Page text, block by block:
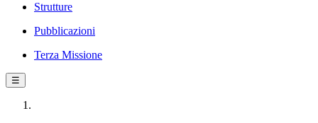
Strutture
Pubblicazioni
Terza Missione
☰